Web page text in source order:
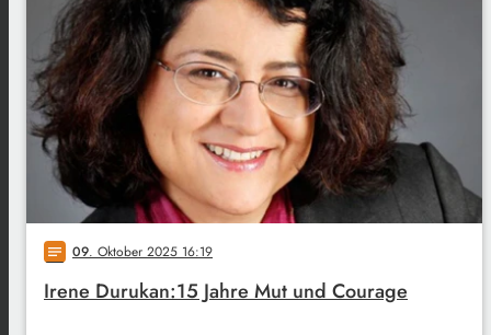
notes 09. Oktober 2025 16:19
Irene Durukan:15 Jahre Mut und Courage